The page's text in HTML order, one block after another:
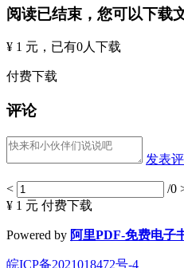
阅读已结束，您可以下载
¥ 1 元 ，已有0人下载
付费下载
评论
发表
< /0
¥ 1 元 付费下载
Powered by 阿里PDF-免费电子
皖ICP备2021018472号-4